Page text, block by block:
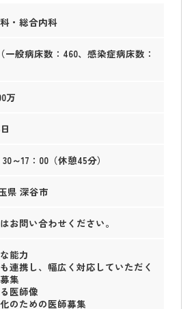
・総合内科
一般病床数：460、感染症病床数：
万
～17：00（休憩45分）
県 深谷市
お問い合わせください。
能力
連携し、幅広く対応していただく
集
医師像
のための医師募集